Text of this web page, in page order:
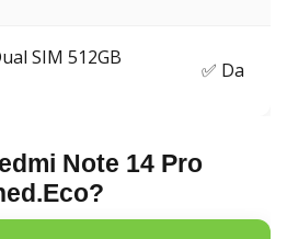
SIM 512GB
✅ Da
Note 14 Pro